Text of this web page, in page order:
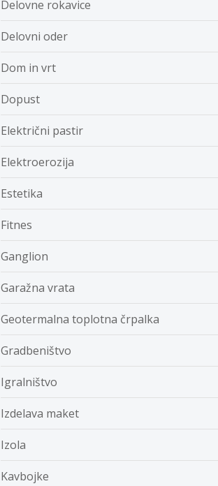
Delovne rokavice
Delovni oder
Dom in vrt
Dopust
Električni pastir
Elektroerozija
Estetika
Fitnes
Ganglion
Garažna vrata
Geotermalna toplotna črpalka
Gradbeništvo
Igralništvo
Izdelava maket
Izola
Kavbojke